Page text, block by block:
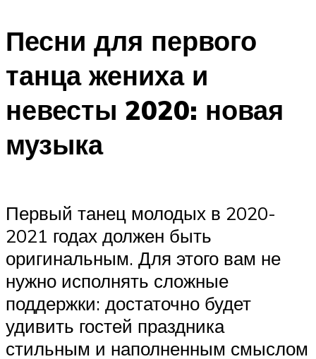
Песни для первого
танца жениха и
невесты 2020: новая
музыка
Первый танец молодых в 2020-
2021 годах должен быть
оригинальным. Для этого вам не
нужно исполнять сложные
поддержки: достаточно будет
удивить гостей праздника
стильным и наполненным смыслом